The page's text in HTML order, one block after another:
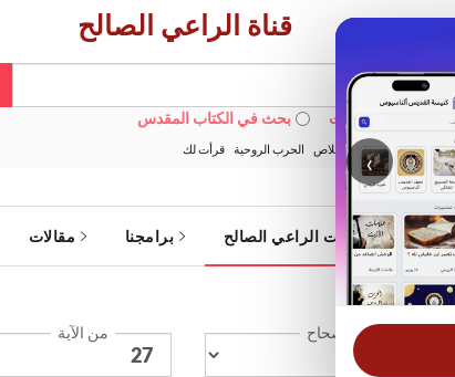
‹
قناة الراعي الصالح
بحث في الويبسايت بحث في الكتاب المقدس
بحثًا: خبزنا اليومي الخلاص الحرب الروحية قرأت لك
خدمات الراعي الصالح برامجنا مقالات
الإصحاح من الآية